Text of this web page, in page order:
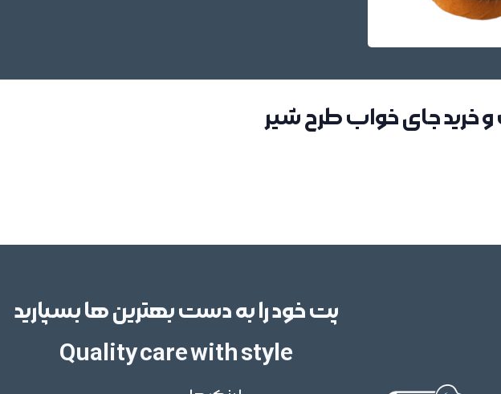
خرید جای خواب طرح شیر
پت خود را به دست بهترین ها بسپارید
Quality care with style